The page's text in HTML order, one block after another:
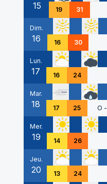
15 19 31
Dim.
16 16 30
Lun.
17 16 24
Mar.
18 17 25 O -
Mer.
19 14 26
Jeu.
20 13 24